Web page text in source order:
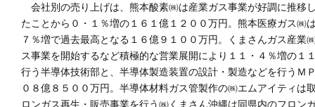
会社別の売り上げは、熊本酸素㈱は産業ガス事業が好調に推移
たことから０・１％増の１６１億１２００万円。熊本医療ガス
７％増で過去最高となる１６億９１００万円。くまさんガス産
ス事業を開始するなど積極的な営業展開により１１・４％増の
行う半導体技術部と、半導体製造装置の設計・製造などを行う
０８億８５００万円。半導体材料ガス管製作の㈱エムアイティ
ロンガス再生・販売事業を行う㈱くまさん沖縄は同県内のフロ